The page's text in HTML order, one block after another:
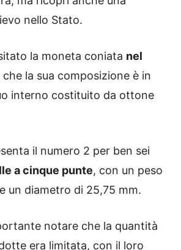
nello Stato.
la moneta coniata nel
che la sua composizione è in
interno costituito da ottone
il numero 2 per ben sei
a cinque punte, con un peso
un diametro di 25,75 mm.
notare che la quantità
era limitata, con il loro